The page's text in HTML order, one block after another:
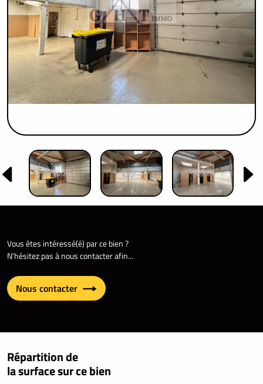
Vous êtes intéressé(é) par ce bien ?
N'hésitez pas à nous contacter afin...
Nous contacter
Répartition de
la surface sur ce bien